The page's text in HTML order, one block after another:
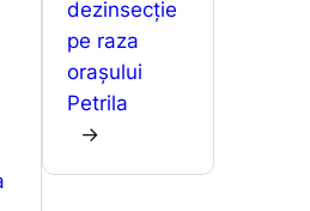
dezinsecție
pe raza
orașului
Petrila
→